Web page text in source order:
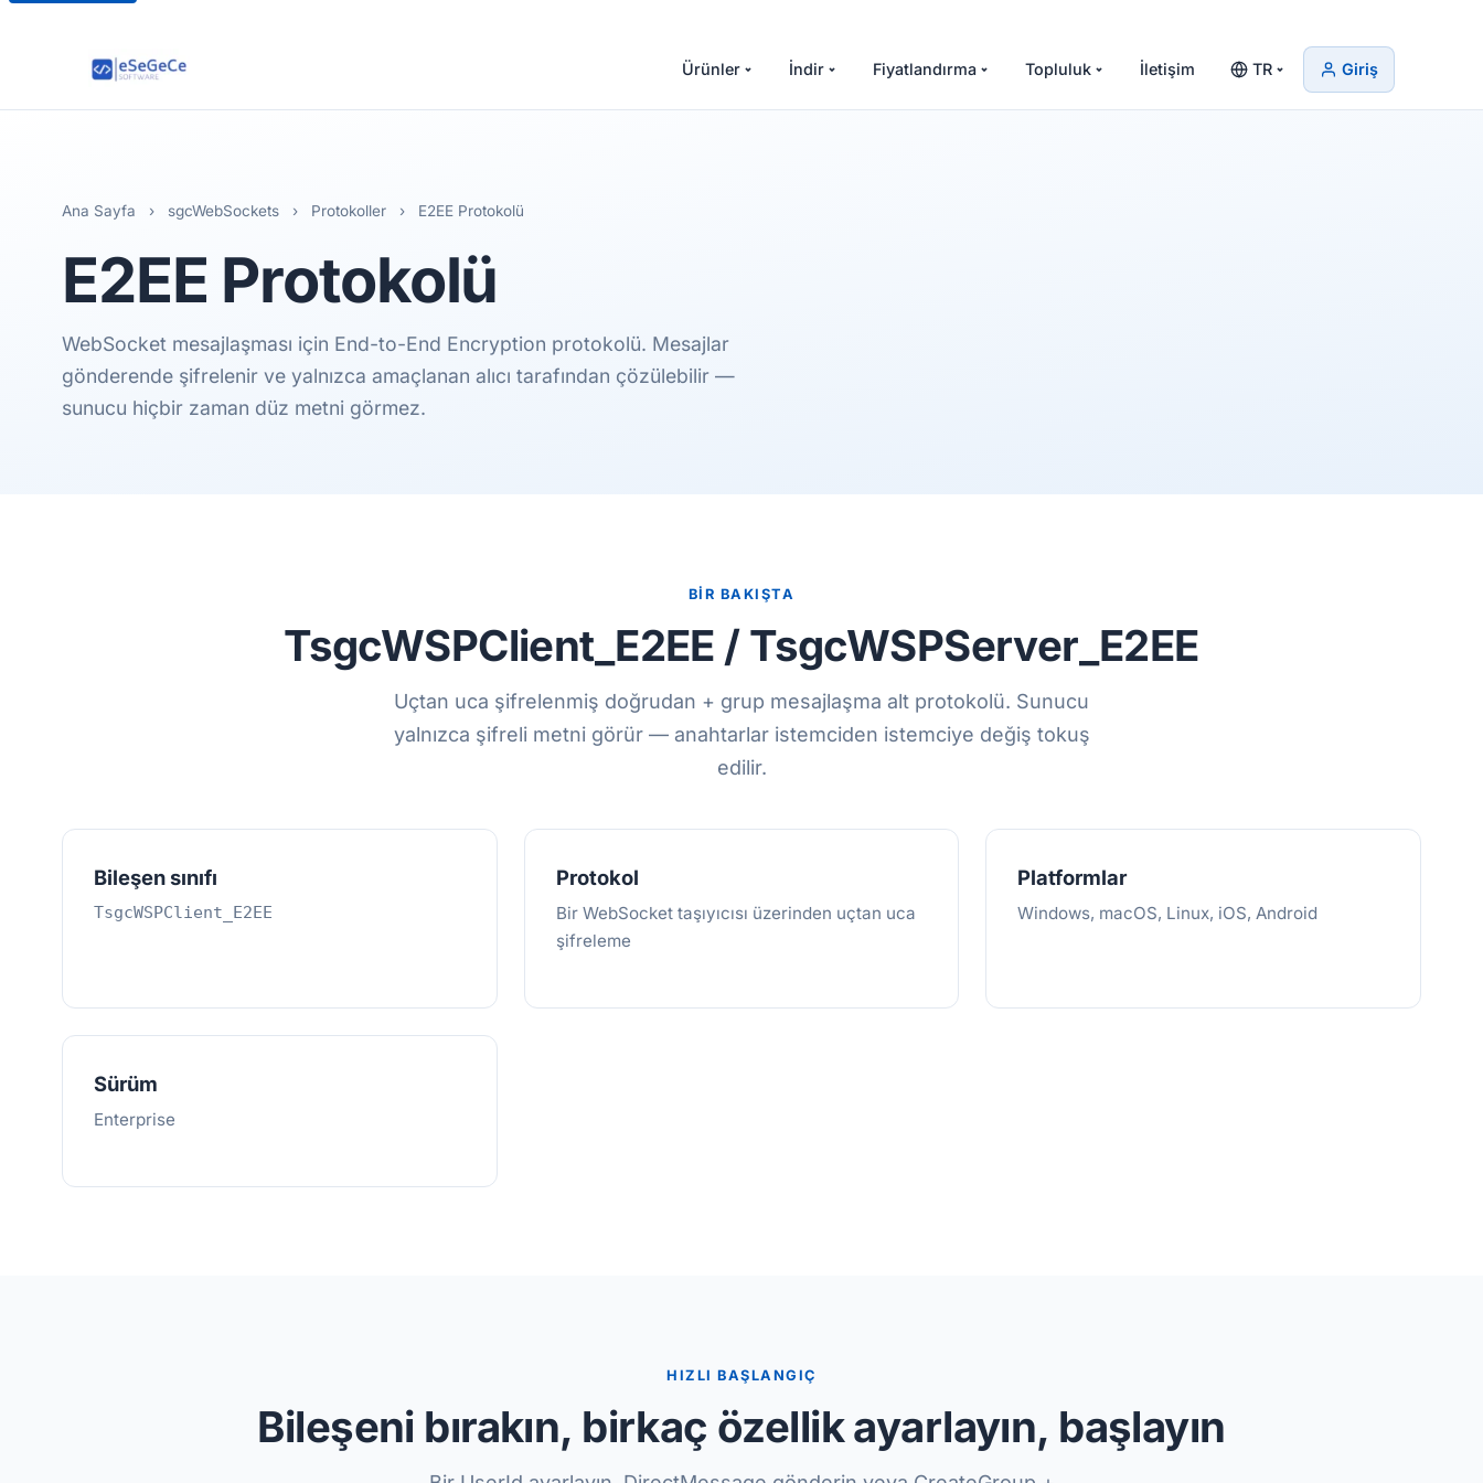
Ürünler İndir Fiyatlandırma Topluluk İletişim TR Giriş
Ana Sayfa › sgcWebSockets › Protokoller › E2EE Protokolü
E2EE Protokolü
WebSocket mesajlaşması için End-to-End Encryption protokolü. Mesajlar
gönderende şifrelenir ve yalnızca amaçlanan alıcı tarafından çözülebilir —
sunucu hiçbir zaman düz metni görmez.
BIR BAKIŞTA
TsgcWSPClient_E2EE / TsgcWSPServer_E2EE
Uçtan uca şifrelenmiş doğrudan + grup mesajlaşma alt protokolü. Sunucu
yalnızca şifreli metni görür — anahtarlar istemciden istemciye değiş tokuş
edilir.
Bileşen sınıfı
TsgcWSPClient_E2EE
Protokol
Bir WebSocket taşıyıcısı üzerinden uçtan uca
şifreleme
Platformlar
Windows, macOS, Linux, iOS, Android
Sürüm
Enterprise
HIZLI BAŞLANGIÇ
Bileşeni bırakın, birkaç özellik ayarlayın, başlayın